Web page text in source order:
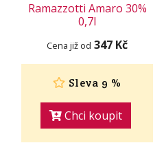
Ramazzotti Amaro 30%
0,7l
Cena již od 347 Kč
Sleva 9 %
Chci koupit